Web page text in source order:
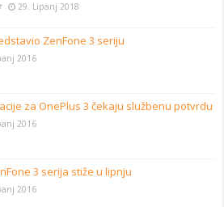
29. Lipanj 2018
ZenFone 3 seriju
2016
za OnePlus 3 čekaju službenu potvrdu
2016
3 serija stiže u lipnju
2016